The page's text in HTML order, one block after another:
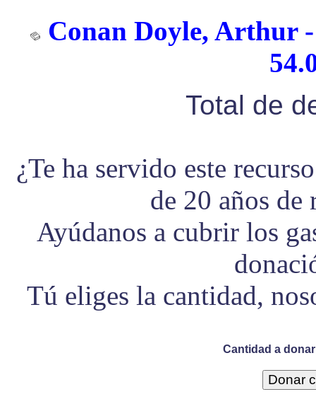
Conan Doyle, Arthur
Total de
¿Te ha servido este
de 20 años
Ayúdanos a cubrir los
Tú eliges la cantidad,
Cantidad a